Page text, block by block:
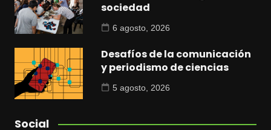
sociedad
6 agosto, 2026
Desafíos de la comunicación
y periodismo de ciencias
5 agosto, 2026
Social